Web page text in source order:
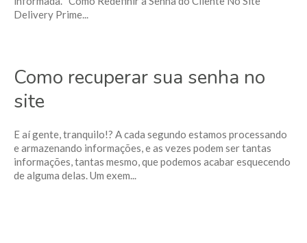
Delivery Prime...
Como recuperar sua senha no
site
E aí gente, tranquilo!? A cada segundo estamos processando
e armazenando informações, e as vezes podem ser tantas
informações, tantas mesmo, que podemos acabar esquecendo
de alguma delas. Um exem...